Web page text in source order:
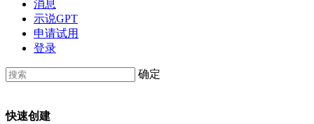
消息
示说GPT
申请试用
登录
确定
快速创建